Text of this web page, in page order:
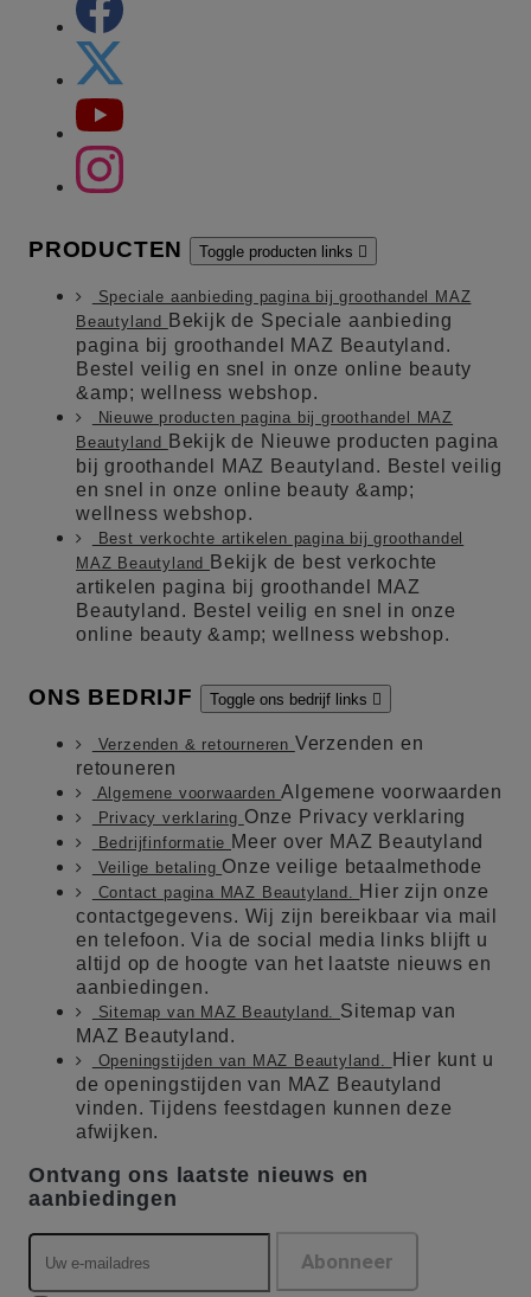
PRODUCTEN Toggle producten links 
Speciale aanbieding pagina bij groothandel MAZ
Beautyland
Bekijk de Speciale aanbieding
pagina bij groothandel MAZ Beautyland.
Bestel veilig en snel in onze online beauty
&amp; wellness webshop.
Nieuwe producten pagina bij groothandel MAZ
Beautyland
Bekijk de Nieuwe producten pagina
bij groothandel MAZ Beautyland. Bestel veilig
en snel in onze online beauty &amp;
wellness webshop.
Best verkochte artikelen pagina bij groothandel
MAZ Beautyland
Bekijk de best verkochte
artikelen pagina bij groothandel MAZ
Beautyland. Bestel veilig en snel in onze
online beauty &amp; wellness webshop.
ONS BEDRIJF Toggle ons bedrijf links 
Verzenden & retourneren Verzenden en
retouneren
Algemene voorwaardenAlgemene voorwaarden
Privacy verklaring Onze Privacy verklaring
Bedrijfinformatie Meer over MAZ Beautyland
Veilige betaling Onze veilige betaalmethode
Contact pagina MAZ Beautyland.
Hier zijn onze
contactgegevens. Wij zijn bereikbaar via mail
en telefoon. Via de social media links blijft u
altijd op de hoogte van het laatste nieuws en
aanbiedingen.
Sitemap van MAZ Beautyland. Sitemap van
MAZ Beautyland.
Openingstijden van MAZ Beautyland.
Hier kunt u
de openingstijden van MAZ Beautyland
vinden. Tijdens feestdagen kunnen deze
afwijken.
Ontvang ons laatste nieuws en
aanbiedingen